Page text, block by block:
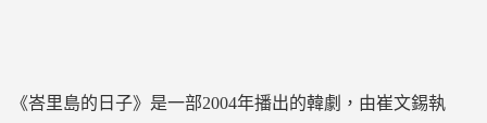
《峇里島的日子》是一部2004年播出的韓劇，由崔文錫執